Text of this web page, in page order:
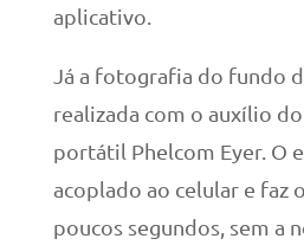
aplicativo.
Já a fotografia do fundo
realizada com o auxílio
portátil Phelcom Eyer. O
acoplado ao celular e faz
poucos segundos, sem a